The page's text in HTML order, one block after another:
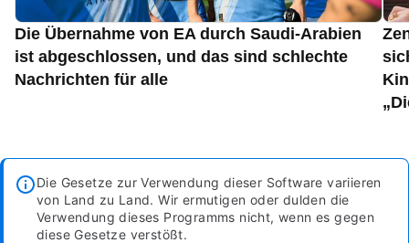
Die Übernahme von EA durch Saudi-Arabien
ist abgeschlossen, und das sind schlechte
Nachrichten für alle
Die Gesetze zur Verwendung dieser Software variieren
von Land zu Land. Wir ermutigen oder dulden die
Verwendung dieses Programms nicht, wenn es gegen
diese Gesetze verstößt.